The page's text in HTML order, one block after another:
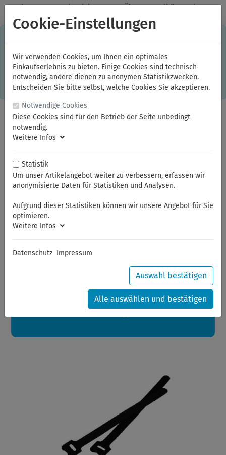
✓Jeden Monat starke Aktionen ✓Über 20 Qualitätsmarken ✓
Kostenlose Lieferung im Inland ab 150,00 Euro Bruttowarenwert
Einkaufserlebnis. Dabei werden beispielsweise die Session-
Informationen oder die Spracheinstellung auf Ihrem Rechner
gespeichert. Ohne Cookies ist der Funktionsumfang des
Online-Shops eingeschränkt. Sind Sie damit nicht
einverstanden, klicken Sie bitte hier.
Sommerferien
Sehr geehrte Kunden,
Ihre Bestellungen in diesem Zeitraum werden ab dem
24.08.2026 verschickt.
Eine schöne Sommerpause
Cookie-Einstellungen
Wir verwenden Cookies, um Ihnen ein optimales
Einkaufserlebnis zu bieten. Einige Cookies sind technisch
notwendig, andere dienen zu anonymen Statistikzwecken.
Entscheiden Sie bitte selbst, welche Cookies Sie akzeptieren.
Notwendige Cookies
Diese Cookies sind für den Betrieb der Seite unbedingt
notwendig.
Weitere Infos
Statistik
Um unser Artikelangebot weiter zu verbessern, erfassen wir
anonymisierte Daten für Statistiken und Analysen.
Aufgrund dieser Statistiken können wir unsere Angebot für Sie
optimieren.
Weitere Infos
Datenschutz Impressum
Auswahl bestätigen
Alle auswählen und bestätigen